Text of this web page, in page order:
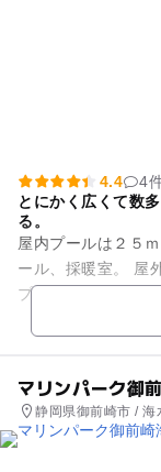
4.4
4
とにかく広くて数
る。
屋内プールは２５
ール、採暖室。 屋
プール、スライダ
スライダーがあり
マリンパーク御
静岡県御前崎市 / 海